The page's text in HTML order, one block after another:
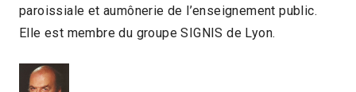
paroissiale et aumônerie de l’enseignement public.
Elle est membre du groupe SIGNIS de Lyon.